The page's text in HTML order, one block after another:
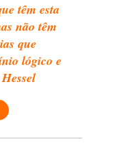
têm esta
não têm
que
lógico e